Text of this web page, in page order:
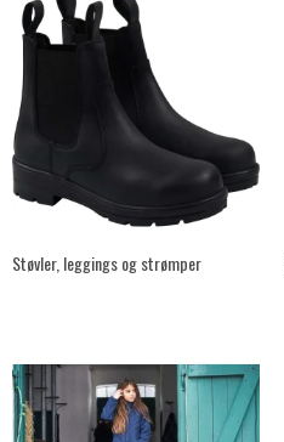
Støvler, leggings og strømper